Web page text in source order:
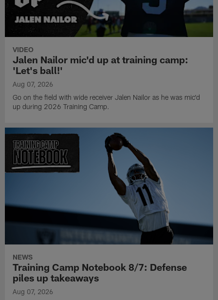
VIDEO
Jalen Nailor mic'd up at training camp:
'Let's ball!'
Aug 07, 2026
Go on the field with wide receiver Jalen Nailor as he was mic'd
up during 2026 Training Camp.
NEWS
Training Camp Notebook 8/7: Defense
piles up takeaways
Aug 07, 2026